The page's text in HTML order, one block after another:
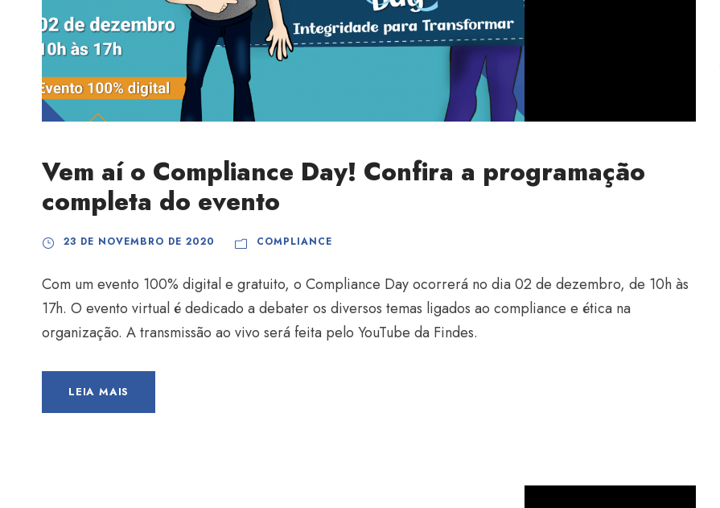
Vem aí o Compliance Day! Confira a programação
completa do evento
23 DE NOVEMBRO DE 2020 COMPLIANCE
Com um evento 100% digital e gratuito, o Compliance Day ocorrerá no dia 02 de dezembro, de 10h às
17h. O evento virtual é dedicado a debater os diversos temas ligados ao compliance e ética na
organização. A transmissão ao vivo será feita pelo YouTube da Findes.
LEIA MAIS